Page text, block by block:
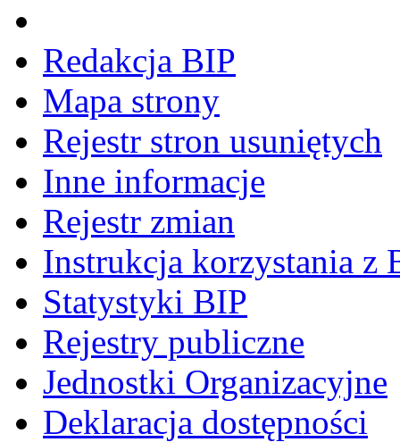
Redakcja BIP
Mapa strony
Rejestr stron usuniętych
Inne informacje
Rejestr zmian
Instrukcja korzystania z
Statystyki BIP
Rejestry publiczne
Jednostki Organizacyjne
Deklaracja dostępności